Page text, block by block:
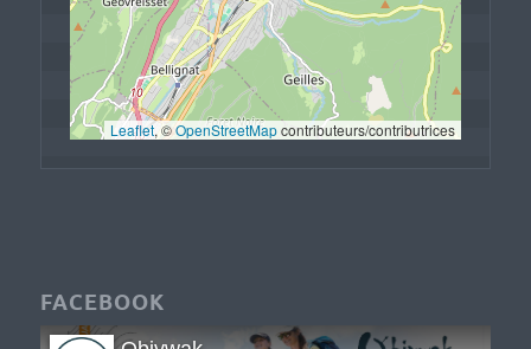
Leaflet, © OpenStreetMap contributeurs/contributrices
FACEBOOK